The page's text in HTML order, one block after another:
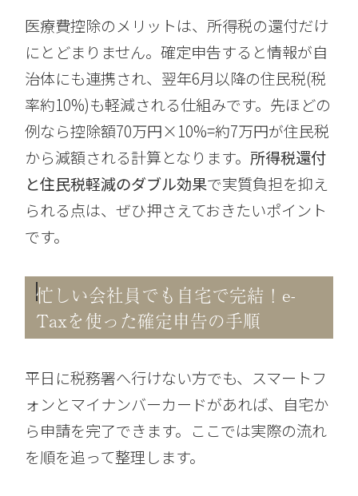
医療費控除のメリットは、所得税の還付だけ
にとどまりません。確定申告すると情報が自
治体にも連携され、翌年6月以降の住民税(税
率約10%)も軽減される仕組みです。先ほどの
例なら控除額70万円×10%=約7万円が住民税
から減額される計算となります。 所得税還付
と住民税軽減のダブル効果で実質負担を抑え
られる点は、ぜひ押さえておきたいポイント
です。
忙しい会社員でも自宅で完結！e-
Taxを使った確定申告の手順
平日に税務署へ行けない方でも、スマートフ
ォンとマイナンバーカードがあれば、自宅か
ら申請を完了できます。ここでは実際の流れ
を順を追って整理します。